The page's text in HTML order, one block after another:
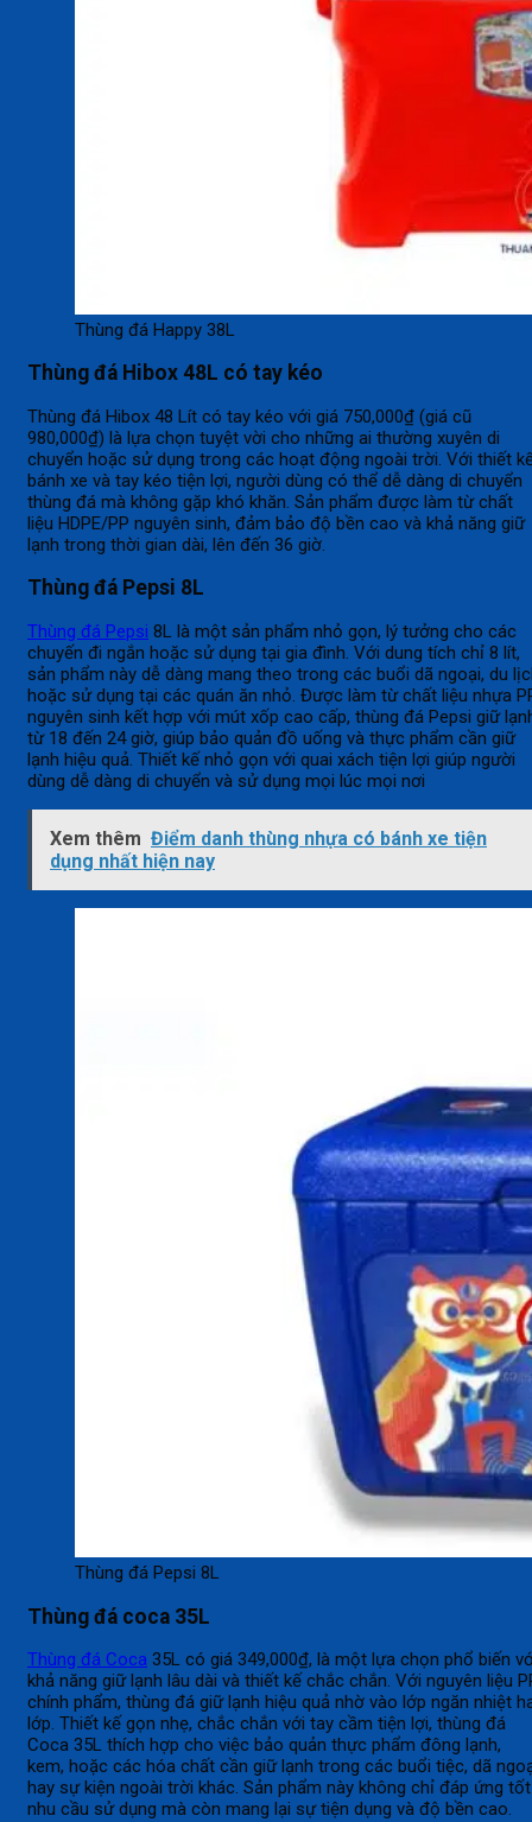
Thùng đá Happy 38L
Thùng đá Hibox 48L có tay kéo
Thùng đá Hibox 48 Lít có tay kéo với giá 750,000₫ (giá cũ
980,000₫) là lựa chọn tuyệt vời cho những ai thường xuyên di
chuyển hoặc sử dụng trong các hoạt động ngoài trời. Với thiết
bánh xe và tay kéo tiện lợi, người dùng có thể dễ dàng di chuyển
thùng đá mà không gặp khó khăn. Sản phẩm được làm từ chất
liệu HDPE/PP nguyên sinh, đảm bảo độ bền cao và khả năng giữ
lạnh trong thời gian dài, lên đến 36 giờ.
Thùng đá Pepsi 8L
Thùng đá Pepsi 8L là một sản phẩm nhỏ gọn, lý tưởng cho các
chuyến đi ngắn hoặc sử dụng tại gia đình. Với dung tích chỉ 8 lít,
sản phẩm này dễ dàng mang theo trong các buổi dã ngoại, du
hoặc sử dụng tại các quán ăn nhỏ. Được làm từ chất liệu nhựa
nguyên sinh kết hợp với mút xốp cao cấp, thùng đá Pepsi giữ
từ 18 đến 24 giờ, giúp bảo quản đồ uống và thực phẩm cần giữ
lạnh hiệu quả. Thiết kế nhỏ gọn với quai xách tiện lợi giúp người
dùng dễ dàng di chuyển và sử dụng mọi lúc mọi nơi
Xem thêm Điểm danh thùng nhựa có bánh xe tiện
dụng nhất hiện nay
Thùng đá Pepsi 8L
Thùng đá coca 35L
Thùng đá Coca 35L có giá 349,000₫, là một lựa chọn phổ biến
khả năng giữ lạnh lâu dài và thiết kế chắc chắn. Với nguyên liệu
chính phẩm, thùng đá giữ lạnh hiệu quả nhờ vào lớp ngăn nhiệt
lớp. Thiết kế gọn nhẹ, chắc chắn với tay cầm tiện lợi, thùng đá
Coca 35L thích hợp cho việc bảo quản thực phẩm đông lạnh,
kem, hoặc các hóa chất cần giữ lạnh trong các buổi tiệc, dã
hay sự kiện ngoài trời khác. Sản phẩm này không chỉ đáp ứng tốt
nhu cầu sử dụng mà còn mang lại sự tiện dụng và độ bền cao.